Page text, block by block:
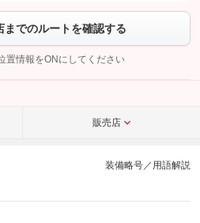
こちら
までのルートを確認する
置情報をONにしてください
販売店
装備略号／用語解説